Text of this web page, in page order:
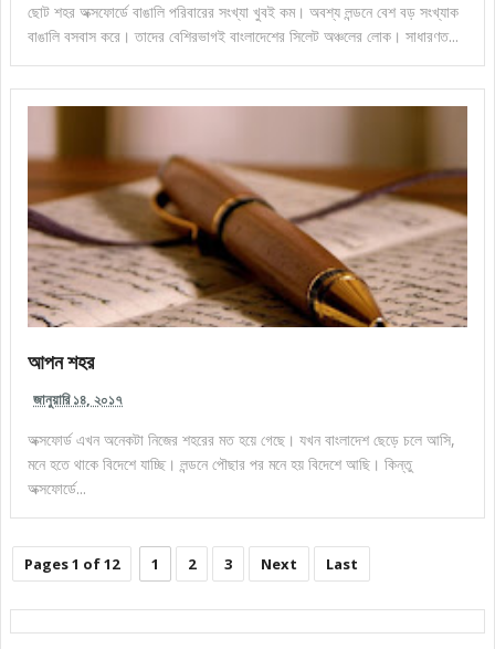
ছোট শহর অক্সফোর্ডে বাঙালি পরিবারের সংখ্যা খুবই কম। অবশ্য লন্ডনে বেশ বড় সংখ্যাক
বাঙালি বসবাস করে। তাদের বেশিরভাগই বাংলাদেশের সিলেট অঞ্চলের লোক। সাধারণত...
আপন শহর
জানুয়ারি ১৪, ২০১৭
অক্সফোর্ড এখন অনেকটা নিজের শহরের মত হয়ে গেছে। যখন বাংলাদেশ ছেড়ে চলে আসি,
মনে হতে থাকে বিদেশে যাচ্ছি। লন্ডনে পৌছার পর মনে হয় বিদেশে আছি। কিন্তু
অক্সফোর্ডে...
Pages 1 of 12 1 2 3 Next Last